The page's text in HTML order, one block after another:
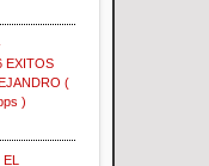
EXITOS
(
)